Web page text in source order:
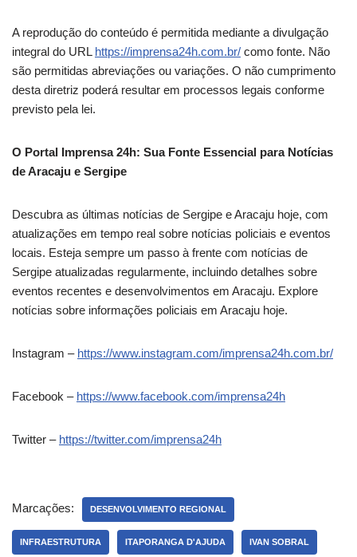
A reprodução do conteúdo é permitida mediante a divulgação
integral do URL https://imprensa24h.com.br/ como fonte. Não
são permitidas abreviações ou variações. O não cumprimento
desta diretriz poderá resultar em processos legais conforme
previsto pela lei.
O Portal Imprensa 24h: Sua Fonte Essencial para Notícias
de Aracaju e Sergipe
Descubra as últimas notícias de Sergipe e Aracaju hoje, com
atualizações em tempo real sobre notícias policiais e eventos
locais. Esteja sempre um passo à frente com notícias de
Sergipe atualizadas regularmente, incluindo detalhes sobre
eventos recentes e desenvolvimentos em Aracaju. Explore
notícias sobre informações policiais em Aracaju hoje.
Instagram – https://www.instagram.com/imprensa24h.com.br/
Facebook – https://www.facebook.com/imprensa24h
Twitter – https://twitter.com/imprensa24h
Marcações: DESENVOLVIMENTO REGIONAL
INFRAESTRUTURA ITAPORANGA D'AJUDA IVAN SOBRAL